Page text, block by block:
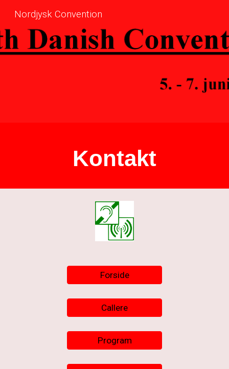
Skip to main content
Nordjysk Convention
Kontakt
Forside
Callere
Program